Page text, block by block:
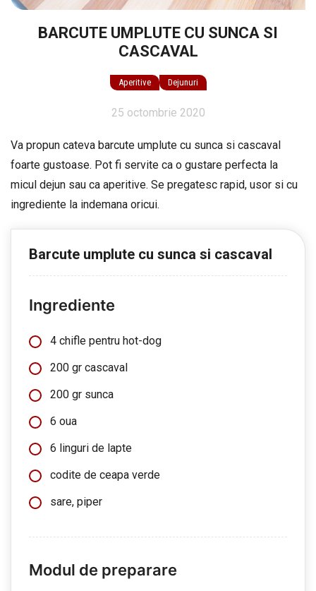
BARCUTE UMPLUTE CU SUNCA SI
CASCAVAL
Aperitive Dejunuri
25 octombrie 2020
Va propun cateva barcute umplute cu sunca si cascaval
foarte gustoase. Pot fi servite ca o gustare perfecta la
micul dejun sau ca aperitive. Se pregatesc rapid, usor si cu
ingrediente la indemana oricui.
Barcute umplute cu sunca si cascaval
Ingrediente
4 chifle pentru hot-dog
200 gr cascaval
200 gr sunca
6 oua
6 linguri de lapte
codite de ceapa verde
sare, piper
Modul de preparare